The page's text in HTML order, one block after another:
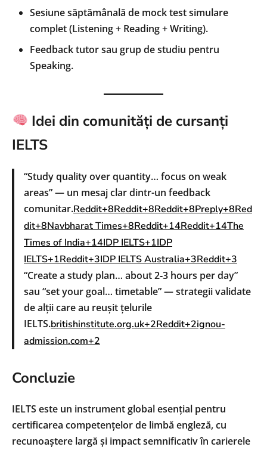
Sesiune săptămânală de mock test simulare
complet (Listening + Reading + Writing).
Feedback tutor sau grup de studiu pentru
Speaking.
Idei din comunități de cursanți
IELTS
“Study quality over quantity… focus on weak
areas” — un mesaj clar dintr-un feedback
comunitar.Reddit+8Reddit+8Reddit+8Preply+8Red
dit+8Navbharat Times+8Reddit+14Reddit+14The
Times of India+14IDP IELTS+1IDP
IELTS+1Reddit+3IDP IELTS Australia+3Reddit+3
“Create a study plan… about 2‑3 hours per day”
sau “set your goal… timetable” — strategii validate
de alții care au reușit țelurile
IELTS.britishinstitute.org.uk+2Reddit+2ignou-
admission.com+2
Concluzie
IELTS este un instrument global esențial pentru
certificarea competențelor de limbă engleză, cu
recunoaștere largă și impact semnificativ în carierele